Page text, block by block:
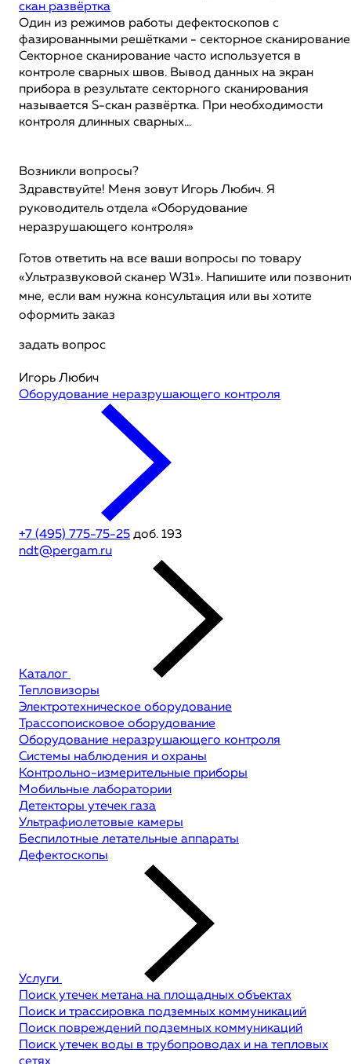
скан развёртка
Один из режимов работы дефектоскопов с
фазированными решётками - секторное
Секторное сканирование часто используется в
контроле сварных швов. Вывод данных на экран
прибора в результате секторного сканирования
называется S-скан развёртка. При необходимости
контроля длинных сварных...
Возникли вопросы?
Здравствуйте! Меня зовут Игорь Любич. Я
руководитель отдела «Оборудование
неразрушающего контроля»
Готов ответить на все ваши вопросы по товару
«Ультразвуковой сканер W31». Напишите или
мне, если вам нужна консультация или вы хотите
оформить заказ
задать вопрос
Игорь Любич
Оборудование неразрушающего контроля
+7 (495) 775-75-25 доб. 193
ndt@pergam.ru
Каталог
Тепловизоры
Электротехническое оборудование
Трассопоисковое оборудование
Оборудование неразрушающего контроля
Системы наблюдения и охраны
Контрольно-измерительные приборы
Мобильные лаборатории
Детекторы утечек газа
Ультрафиолетовые камеры
Беспилотные летательные аппараты
Дефектоскопы
Услуги
Поиск утечек метана на площадных объектах
Поиск и трассировка подземных коммуникаций
Поиск повреждений подземных коммуникаций
Поиск утечек воды в трубопроводах и на тепловых